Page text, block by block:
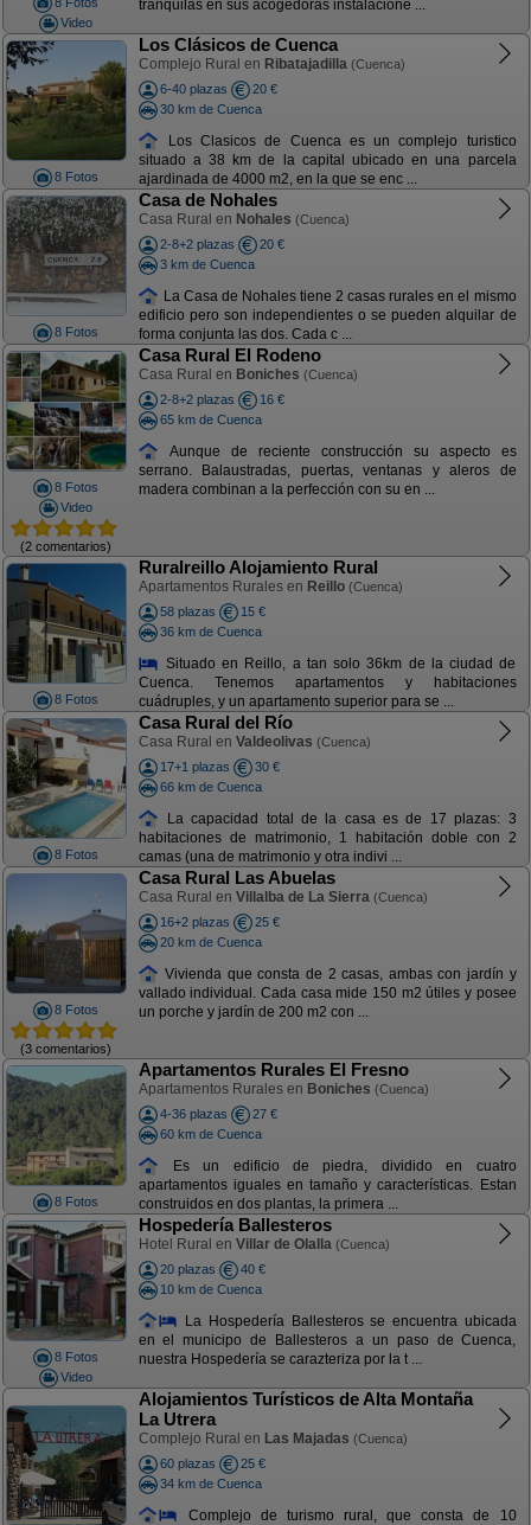
Video
tranquilas en sus acogedoras instalacione ...
8 Fotos
Los Clásicos de Cuenca
Complejo Rural en Ribatajadilla (Cuenca)
6-40 plazas
20 €
30 km de Cuenca
Los Clasicos de Cuenca es un complejo turistico
situado a 38 km de la capital ubicado en una parcela
ajardinada de 4000 m2, en la que se enc ...
8 Fotos
Casa de Nohales
Casa Rural en Nohales (Cuenca)
2-8+2 plazas
20 €
3 km de Cuenca
La Casa de Nohales tiene 2 casas rurales en el mismo
edificio pero son independientes o se pueden alquilar de
forma conjunta las dos. Cada c ...
8 Fotos
Video
(2 comentarios)
Casa Rural El Rodeno
Casa Rural en Boniches (Cuenca)
2-8+2 plazas
16 €
65 km de Cuenca
Aunque de reciente construcción su aspecto es
serrano. Balaustradas, puertas, ventanas y aleros de
madera combinan a la perfección con su en ...
8 Fotos
Ruralreillo Alojamiento Rural
Apartamentos Rurales en Reillo (Cuenca)
58 plazas
15 €
36 km de Cuenca
Situado en Reillo, a tan solo 36km de la ciudad de
Cuenca. Tenemos apartamentos y habitaciones
cuádruples, y un apartamento superior para se ...
8 Fotos
Casa Rural del Río
Casa Rural en Valdeolivas (Cuenca)
17+1 plazas
30 €
66 km de Cuenca
La capacidad total de la casa es de 17 plazas: 3
habitaciones de matrimonio, 1 habitación doble con 2
camas (una de matrimonio y otra indivi ...
8 Fotos
(3 comentarios)
Casa Rural Las Abuelas
Casa Rural en Villalba de La Sierra (Cuenca)
16+2 plazas
25 €
20 km de Cuenca
Vivienda que consta de 2 casas, ambas con jardín y
vallado individual. Cada casa mide 150 m2 útiles y posee
un porche y jardín de 200 m2 con ...
8 Fotos
Apartamentos Rurales El Fresno
Apartamentos Rurales en Boniches (Cuenca)
4-36 plazas
27 €
60 km de Cuenca
Es un edificio de piedra, dividido en cuatro
apartamentos iguales en tamaño y características. Estan
construidos en dos plantas, la primera ...
8 Fotos
Video
Hospedería Ballesteros
Hotel Rural en Villar de Olalla (Cuenca)
20 plazas
40 €
10 km de Cuenca
La Hospedería Ballesteros se encuentra ubicada
en el municipo de Ballesteros a un paso de Cuenca,
nuestra Hospedería se carazteriza por la t ...
Alojamientos Turísticos de Alta Montaña
La Utrera
Complejo Rural en Las Majadas (Cuenca)
60 plazas
25 €
34 km de Cuenca
Complejo de turismo rural, que consta de 10